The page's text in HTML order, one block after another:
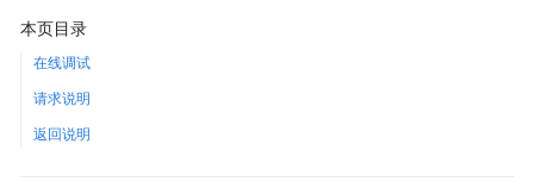
本页目录
在线调试
请求说明
返回说明